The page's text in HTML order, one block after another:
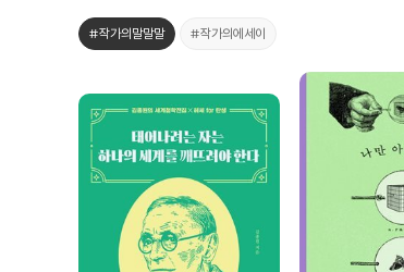
#작가의말말말 #작가의에세이